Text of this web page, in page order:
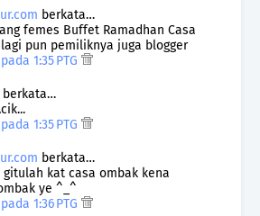
berkata…
femes Buffet Ramadhan Casa
pun pemiliknya juga blogger
1:35 PTG
berkata…
1:35 PTG
berkata…
gitulah kat casa ombak kena
ye ^_^
1:36 PTG